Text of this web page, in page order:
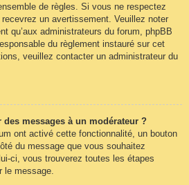
de règles. Si vous ne respectez
un avertissement. Veuillez noter
qu’aux administrateurs du forum, phpBB
du règlement instauré sur cet
veuillez contacter un administrateur du
messages à un modérateur ?
ont activé cette fonctionnalité, un bouton
du message que vous souhaitez
ci, vous trouverez toutes les étapes
le message.